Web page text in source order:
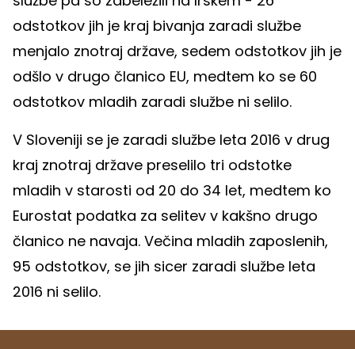
odstotkov jih je kraj bivanja zaradi službe
menjalo znotraj države, sedem odstotkov jih je
odšlo v drugo članico EU, medtem ko se 60
odstotkov mladih zaradi službe ni selilo.
V Sloveniji se je zaradi službe leta 2016 v drug
kraj znotraj države preselilo tri odstotke
mladih v starosti od 20 do 34 let, medtem ko
Eurostat podatka za selitev v kakšno drugo
članico ne navaja. Večina mladih zaposlenih,
95 odstotkov, se jih sicer zaradi službe leta
2016 ni selilo.